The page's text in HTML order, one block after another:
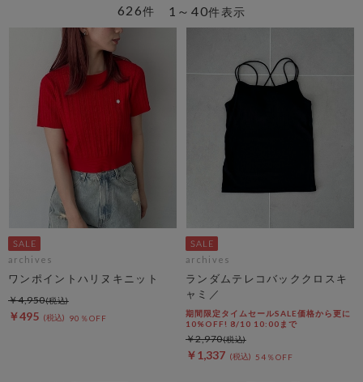
1～40件表示
626件
archives
ワンポイントハリヌキニット
￥495 90％OFF
￥4,950
archives
ランダムテレコバッククロスキ
ャミ／
期間限定タイムセールSALE価格から更に
10%OFF! 8/10 10:00まで
￥1,337 54％OFF
￥2,970